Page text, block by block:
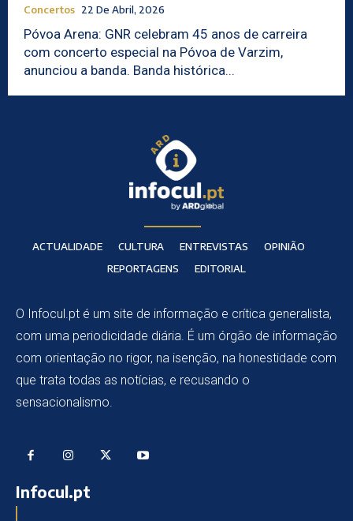
Concertos 22 De Abril, 2026
Póvoa Arena: GNR celebram 45 anos de carreira
com concerto especial na Póvoa de Varzim,
anunciou a banda. Banda histórica...
ACTUALIDADE CULTURA ENTREVISTAS
OPINIÃO
REPORTAGENS
EDITORIAL
O Infocul.pt é um site de informação e crítica generalista,
com uma periodicidade diária. É um órgão de informação
com orientação no rigor, na isenção, na honestidade com
que trata todas as notícias, e recusando o
sensacionalismo.
Infocul.pt